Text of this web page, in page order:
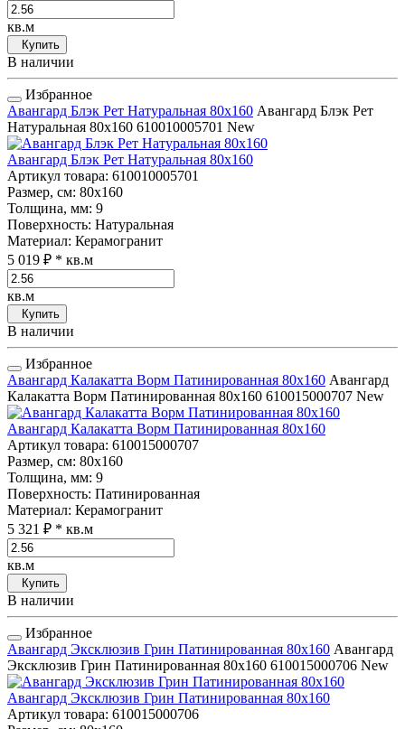
кв.м
Купить
В наличии
Избранное
Авангард Блэк Рет Натуральная 80x160 Авангард Блэк Рет
Натуральная 80x160 610010005701 New
Авангард Блэк Рет Натуральная 80x160
Артикул товара: 610010005701
Размер, см: 80x160
Толщина, мм: 9
Поверхность: Натуральная
Материал: Керамогранит
5 019 ₽ * кв.м
кв.м
Купить
В наличии
Избранное
Авангард Калакатта Ворм Патинированная 80x160 Авангард
Калакатта Ворм Патинированная 80x160 610015000707 New
Авангард Калакатта Ворм Патинированная 80x160
Артикул товара: 610015000707
Размер, см: 80x160
Толщина, мм: 9
Поверхность: Патинированная
Материал: Керамогранит
5 321 ₽ * кв.м
кв.м
Купить
В наличии
Избранное
Авангард Эксклюзив Грин Патинированная 80x160 Авангард
Эксклюзив Грин Патинированная 80x160 610015000706 New
Авангард Эксклюзив Грин Патинированная 80x160
Артикул товара: 610015000706